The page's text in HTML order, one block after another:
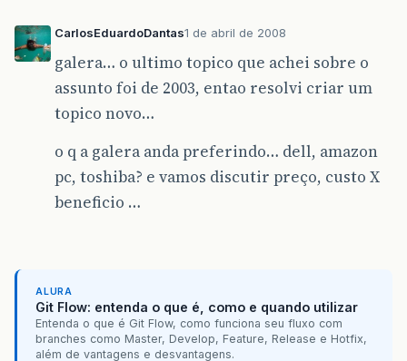
CarlosEduardoDantas1 de abril de 2008
galera… o ultimo topico que achei sobre o
assunto foi de 2003, entao resolvi criar um
topico novo…
o q a galera anda preferindo… dell, amazon
pc, toshiba? e vamos discutir preço, custo X
beneficio …
ALURA
Git Flow: entenda o que é, como e quando utilizar
Entenda o que é Git Flow, como funciona seu fluxo com
branches como Master, Develop, Feature, Release e Hotfix,
além de vantagens e desvantagens.